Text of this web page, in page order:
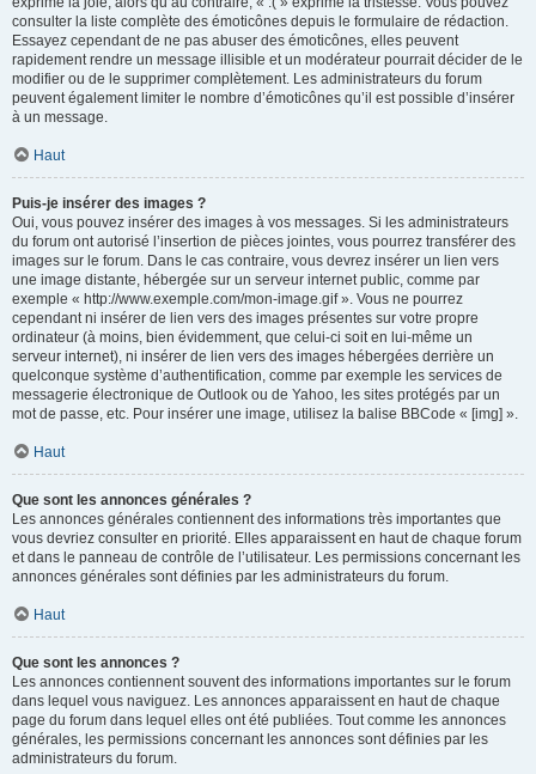
consulter la liste complète des émoticônes depuis le formulaire de rédaction.
Essayez cependant de ne pas abuser des émoticônes, elles peuvent
rapidement rendre un message illisible et un modérateur pourrait décider de le
modifier ou de le supprimer complètement. Les administrateurs du forum
peuvent également limiter le nombre d’émoticônes qu’il est possible d’insérer
à un message.
Haut
Puis-je insérer des images ?
Oui, vous pouvez insérer des images à vos messages. Si les administrateurs
du forum ont autorisé l’insertion de pièces jointes, vous pourrez transférer des
images sur le forum. Dans le cas contraire, vous devrez insérer un lien vers
une image distante, hébergée sur un serveur internet public, comme par
exemple « http://www.exemple.com/mon-image.gif ». Vous ne pourrez
cependant ni insérer de lien vers des images présentes sur votre propre
ordinateur (à moins, bien évidemment, que celui-ci soit en lui-même un
serveur internet), ni insérer de lien vers des images hébergées derrière un
quelconque système d’authentification, comme par exemple les services de
messagerie électronique de Outlook ou de Yahoo, les sites protégés par un
mot de passe, etc. Pour insérer une image, utilisez la balise BBCode « [img] ».
Haut
Que sont les annonces générales ?
Les annonces générales contiennent des informations très importantes que
vous devriez consulter en priorité. Elles apparaissent en haut de chaque forum
et dans le panneau de contrôle de l’utilisateur. Les permissions concernant les
annonces générales sont définies par les administrateurs du forum.
Haut
Que sont les annonces ?
Les annonces contiennent souvent des informations importantes sur le forum
dans lequel vous naviguez. Les annonces apparaissent en haut de chaque
page du forum dans lequel elles ont été publiées. Tout comme les annonces
générales, les permissions concernant les annonces sont définies par les
administrateurs du forum.